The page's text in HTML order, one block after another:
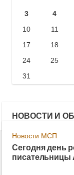
3
4
10
11
17
18
24
25
31
НОВОСТИ И
Новости МСП
Сегодня день